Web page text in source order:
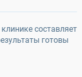
составляет
готовы